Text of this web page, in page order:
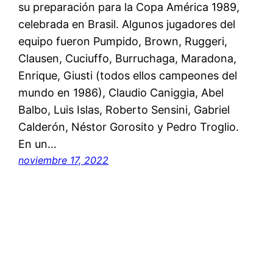
su preparación para la Copa América 1989,
celebrada en Brasil. Algunos jugadores del
equipo fueron Pumpido, Brown, Ruggeri,
Clausen, Cuciuffo, Burruchaga, Maradona,
Enrique, Giusti (todos ellos campeones del
mundo en 1986), Claudio Caniggia, Abel
Balbo, Luis Islas, Roberto Sensini, Gabriel
Calderón, Néstor Gorosito y Pedro Troglio.
En un…
noviembre 17, 2022